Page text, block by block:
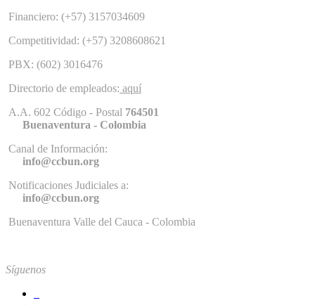
Financiero: (+57) 3157034609
Competitividad: (+57) 3208608621
PBX: (602) 3016476
Directorio de empleados: aquí
A.A. 602 Código - Postal 764501
Buenaventura - Colombia
Canal de Información:
info@ccbun.org
Notificaciones Judiciales a:
info@ccbun.org
Buenaventura Valle del Cauca - Colombia
Síguenos